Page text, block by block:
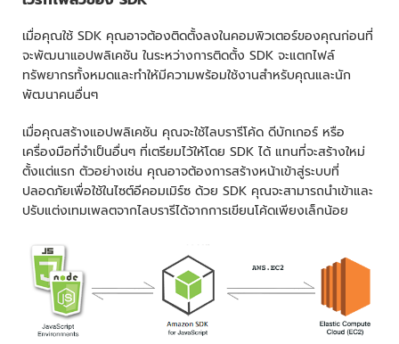
เมื่อคุณใช้ SDK คุณอาจต้องติดตั้งลงในคอมพิวเตอร์ของคุณก่อนที่
จะพัฒนาแอปพลิเคชัน ในระหว่างการติดตั้ง SDK จะแตกไฟล์
ทรัพยากรทั้งหมดและทำให้มีความพร้อมใช้งานสำหรับคุณและนัก
พัฒนาคนอื่นๆ
เมื่อคุณสร้างแอปพลิเคชัน คุณจะใช้ไลบรารีโค้ด ดีบักเกอร์ หรือ
เครื่องมือที่จำเป็นอื่นๆ ที่เตรียมไว้ให้โดย SDK ได้ แทนที่จะสร้างใหม่
ตั้งแต่แรก ตัวอย่างเช่น คุณอาจต้องการสร้างหน้าเข้าสู่ระบบที่
ปลอดภัยเพื่อใช้ในไซต์อีคอมเมิร์ซ ด้วย SDK คุณจะสามารถนำเข้าและ
ปรับแต่งเทมเพลตจากไลบรารีได้จากการเขียนโค้ดเพียงเล็กน้อย